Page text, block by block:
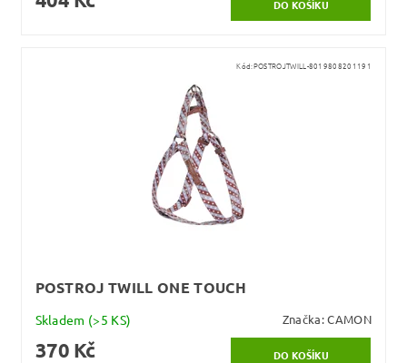
Kód:POSTROJTWILL-8019808201191
POSTROJ TWILL ONE TOUCH
Skladem (>5 KS) Značka:CAMON
370 Kč